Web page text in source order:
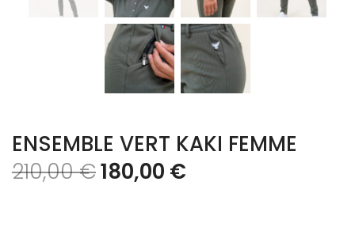
ENSEMBLE VERT KAKI FEMME
210,00€180,00 €